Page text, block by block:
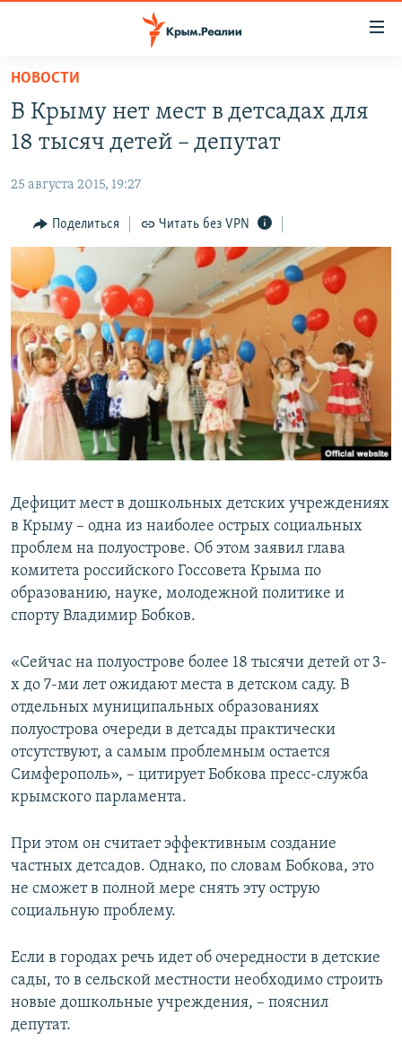
Вернуться
основному
содержанию
навигации
Вернутся
поиску
СПЕЦПРОЕКТЫ
КАРТА ВОЕННЫХ ОБЪЕКТОВ КРЫМА
11 ЛЕТ ОККУПАЦИИ КРЫМА. 11 ИСТОРИЙ СОПРОТИВЛЕНИЯ
ИСТОРИЯ
ЕЩЕ
ИНТЕРАКТИВ
ИНФОГРАФИКА
ТЕЛЕПРОЕКТ КРЫМ.РЕАЛИИ
СОВЕТЫ ПРАВОЗАЩИТНИКОВ
ПРОПАВШИЕ БЕЗ ВЕСТИ
ПОБЕДИТЕЛЕЙ НЕ СУДЯТ?
КРЫМ.НЕПОКОРЕННЫЙ
УКРАИНСКАЯ ПРОБЛЕМА КРЫМА
РАДІО СВОБОДА
КАК ОБОЙТИ БЛОКИРОВКУ
Українською
Qırımtatar
ПРИСОЕДИНЯЙТЕСЬ!
Все сайты RFE/RL
НОВОСТИ
В Крыму нет мест в детсадах для
18 тысяч детей – депутат
25 августа 2015, 19:27
Поделиться Читать без VPN
Дефицит мест в дошкольных детских учреждениях
в Крыму – одна из наиболее острых социальных
проблем на полуострове. Об этом заявил глава
комитета российского Госсовета Крыма по
образованию, науке, молодежной политике и
спорту Владимир Бобков.
«Сейчас на полуострове более 18 тысячи детей от 3-
х до 7-ми лет ожидают места в детском саду. В
отдельных муниципальных образованиях
полуострова очереди в детсады практически
отсутствуют, а самым проблемным остается
Симферополь», – цитирует Бобкова пресс-служба
крымского парламента.
При этом он считает эффективным создание
частных детсадов. Однако, по словам Бобкова, это
не сможет в полной мере снять эту острую
социальную проблему.
Если в городах речь идет об очередности в детские
сады, то в сельской местности необходимо строить
новые дошкольные учреждения, – пояснил
депутат.